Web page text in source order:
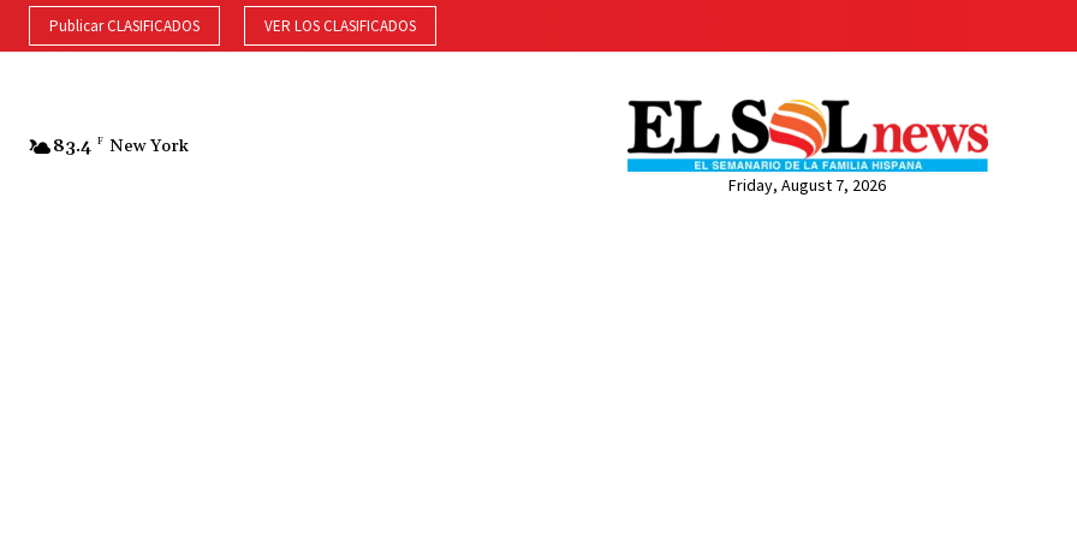
Publicar CLASIFICADOS VER LOS CLASIFICADOS
83.4 F New York
Friday, August 7, 2026